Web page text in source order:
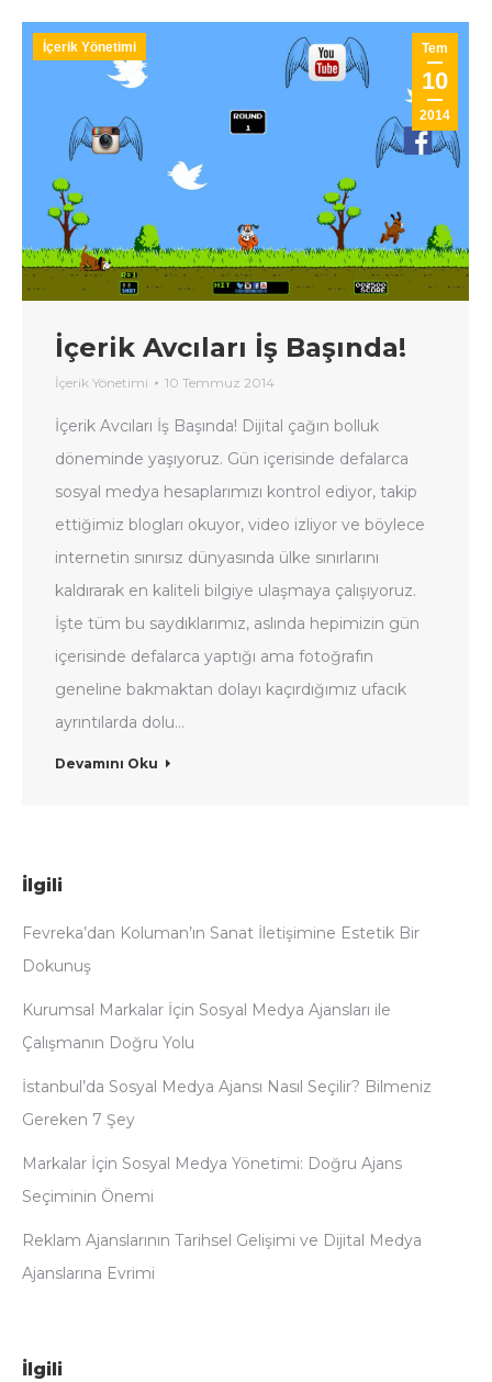
Tem
10
2014
İçerik Yönetimi
İçerik Avcıları İş Başında!
İçerik Yönetimi 10 Temmuz 2014
İçerik Avcıları İş Başında! Dijital çağın bolluk
döneminde yaşıyoruz. Gün içerisinde defalarca
sosyal medya hesaplarımızı kontrol ediyor, takip
ettiğimiz blogları okuyor, video izliyor ve böylece
internetin sınırsız dünyasında ülke sınırlarını
kaldırarak en kaliteli bilgiye ulaşmaya çalışıyoruz.
İşte tüm bu saydıklarımız, aslında hepimizin gün
içerisinde defalarca yaptığı ama fotoğrafın
geneline bakmaktan dolayı kaçırdığımız ufacık
ayrıntılarda dolu…
Devamını Oku
İlgili
Fevreka’dan Koluman’ın Sanat İletişimine Estetik Bir
Dokunuş
Kurumsal Markalar İçin Sosyal Medya Ajansları ile
Çalışmanın Doğru Yolu
İstanbul’da Sosyal Medya Ajansı Nasıl Seçilir? Bilmeniz
Gereken 7 Şey
Markalar İçin Sosyal Medya Yönetimi: Doğru Ajans
Seçiminin Önemi
Reklam Ajanslarının Tarihsel Gelişimi ve Dijital Medya
Ajanslarına Evrimi
İlgili